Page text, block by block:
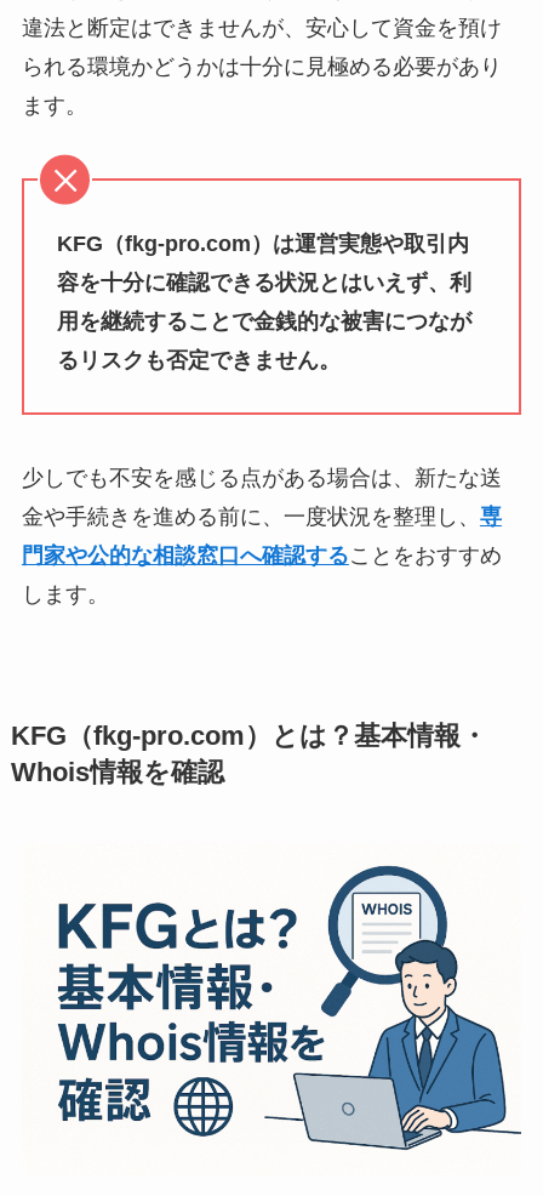
違法と断定はできませんが、安心して資金を預け
られる環境かどうかは十分に見極める必要があり
ます。
KFG（fkg-pro.com）は運営実態や取引内
容を十分に確認できる状況とはいえず、利
用を継続することで金銭的な被害につなが
るリスクも否定できません。
少しでも不安を感じる点がある場合は、新たな送
金や手続きを進める前に、一度状況を整理し、 専
門家や公的な相談窓口へ確認することをおすすめ
します。
KFG（fkg-pro.com）とは？基本情報・
Whois情報を確認